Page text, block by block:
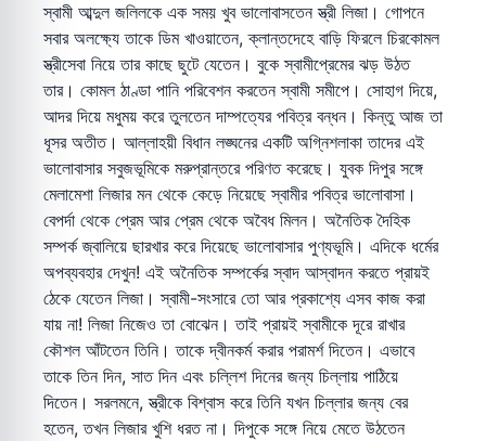
স্বামী আব্দুল জলিলকে এক সময় খুব ভালোবাসতেন স্ত্রী লিজা। গোপনে
সবার অলক্ষ্যে তাকে ডিম খাওয়াতেন, ক্লান্তদেহে বাড়ি ফিরলে চিরকোমল
স্ত্রীসেবা নিয়ে তার কাছে ছুটে যেতেন। বুকে স্বামীপ্রেমের ঝড় উঠত
তার। কোমল ঠাণ্ডা পানি পরিবেশন করতেন স্বামী সমীপে। সোহাগ দিয়ে,
আদর দিয়ে মধুময় করে তুলতেন দাম্পত্যের পবিত্র বন্ধন। কিন্তু আজ তা
ধূসর অতীত। আল্লাহয়ী বিধান লঙ্ঘনের একটি অগ্নিশলাকা তাদের এই
ভালোবাসার সবুজভূমিকে মরুপ্রান্তরে পরিণত করেছে। যুবক দিপুর সঙ্গে
মেলামেশা লিজার মন থেকে কেড়ে নিয়েছে স্বামীর পবিত্র ভালোবাসা।
বেপর্দা থেকে প্রেম আর প্রেম থেকে অবৈধ মিলন। অনৈতিক দৈহিক
সম্পর্ক জ্বালিয়ে ছারখার করে দিয়েছে ভালোবাসার পুণ্যভূমি। এদিকে ধর্মের
অপব্যবহার দেখুন! এই অনৈতিক সম্পর্কের স্বাদ আস্বাদন করতে প্রায়ই
ঠেকে যেতেন লিজা। স্বামী-সংসারে তো আর প্রকাশ্যে এসব কাজ করা
যায় না! লিজা নিজেও তা বোঝেন। তাই প্রায়ই স্বামীকে দূরে রাখার
কৌশল আঁটতেন তিনি। তাকে দ্বীনকর্ম করার পরামর্শ দিতেন। এভাবে
তাকে তিন দিন, সাত দিন এবং চল্লিশ দিনের জন্য চিল্লায় পাঠিয়ে
দিতেন। সরলমনে, স্ত্রীকে বিশ্বাস করে তিনি যখন চিল্লার জন্য বের
হতেন, তখন লিজার খুশি ধরত না। দিপুকে সঙ্গে নিয়ে মেতে উঠতেন